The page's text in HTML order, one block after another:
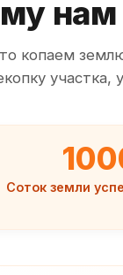
копаем
участка,
Соток земли